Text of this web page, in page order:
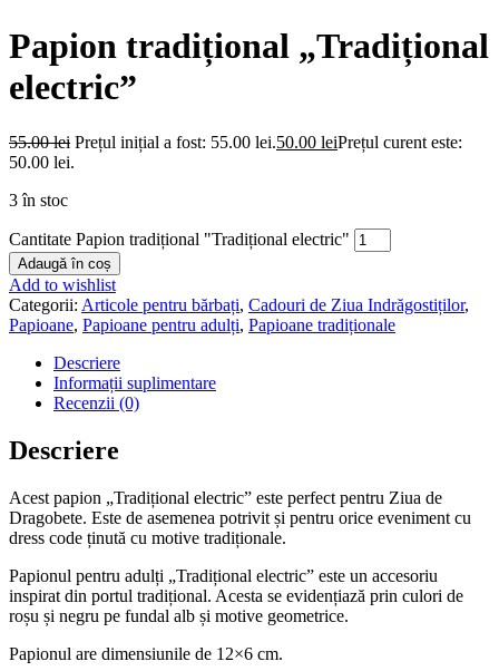
Papion tradițional „Tradițional
electric”
55.00lei Prețul inițial a fost: 55.00 lei.50.00 leiPrețul curent este:
50.00 lei.
3 în stoc
Cantitate Papion tradițional "Tradițional electric"
Adaugă în coș
Add to wishlist
Categorii: Articole pentru bărbați, Cadouri de Ziua Indrăgostiților,
Papioane, Papioane pentru adulți, Papioane tradiționale
Descriere
Informații suplimentare
Recenzii (0)
Descriere
Acest papion „Tradițional electric” este perfect pentru Ziua de
Dragobete. Este de asemenea potrivit și pentru orice eveniment cu
dress code ținută cu motive tradiționale.
Papionul pentru adulți „Tradițional electric” este un accesoriu
inspirat din portul tradițional. Acesta se evidențiază prin culori de
roșu și negru pe fundal alb și motive geometrice.
Papionul are dimensiunile de 12×6 cm.